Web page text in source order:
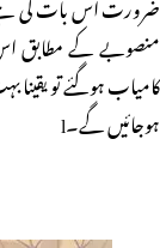
منصوبے کے مطابق اس
کامیاب ہوگئے تو
ہوجائیں گے۔l